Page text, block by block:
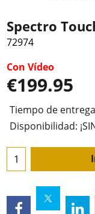
Spectro
72974
Con Vídeo
€199.95
Tiempo de
Disponibilidad: